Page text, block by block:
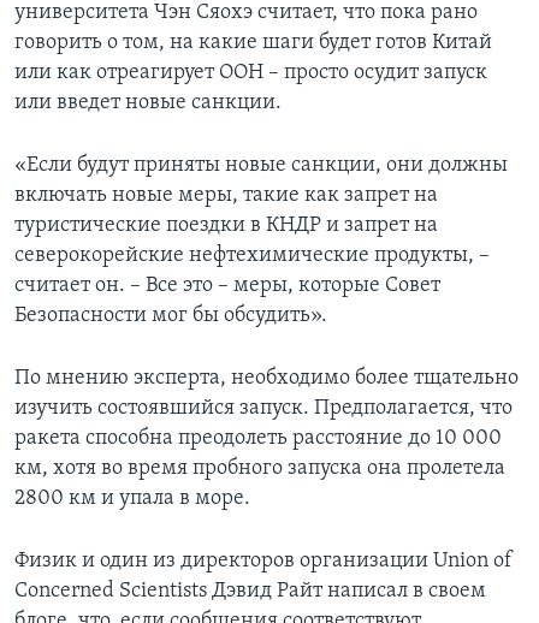
университета Чэн Сяохэ считает, что пока рано
говорить о том, на какие шаги будет готов Китай
или как отреагирует ООН – просто осудит запуск
или введет новые санкции.
«Если будут приняты новые санкции, они должны
включать новые меры, такие как запрет на
туристические поездки в КНДР и запрет на
северокорейские нефтехимические продукты, –
считает он. – Все это – меры, которые Совет
Безопасности мог бы обсудить».
По мнению эксперта, необходимо более тщательно
изучить состоявшийся запуск. Предполагается, что
ракета способна преодолеть расстояние до 10 000
км, хотя во время пробного запуска она пролетела
2800 км и упала в море.
Физик и один из директоров организации Union of
Concerned Scientists Дэвид Райт написал в своем